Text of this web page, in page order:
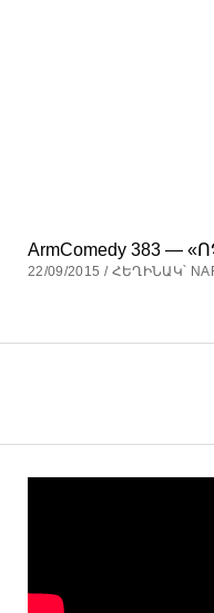
ArmComedy 383 —
22/09/2015 / ՀԵՂԻՆԱԿ՝